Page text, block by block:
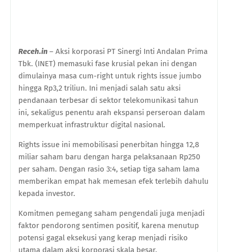
Receh.in – Aksi korporasi PT Sinergi Inti Andalan Prima
Tbk. (INET) memasuki fase krusial pekan ini dengan
dimulainya masa cum-right untuk rights issue jumbo
hingga Rp3,2 triliun. Ini menjadi salah satu aksi
pendanaan terbesar di sektor telekomunikasi tahun
ini, sekaligus penentu arah ekspansi perseroan dalam
memperkuat infrastruktur digital nasional.
Rights issue ini memobilisasi penerbitan hingga 12,8
miliar saham baru dengan harga pelaksanaan Rp250
per saham. Dengan rasio 3:4, setiap tiga saham lama
memberikan empat hak memesan efek terlebih dahulu
kepada investor.
Komitmen pemegang saham pengendali juga menjadi
faktor pendorong sentimen positif, karena menutup
potensi gagal eksekusi yang kerap menjadi risiko
utama dalam aksi korporasi skala besar.